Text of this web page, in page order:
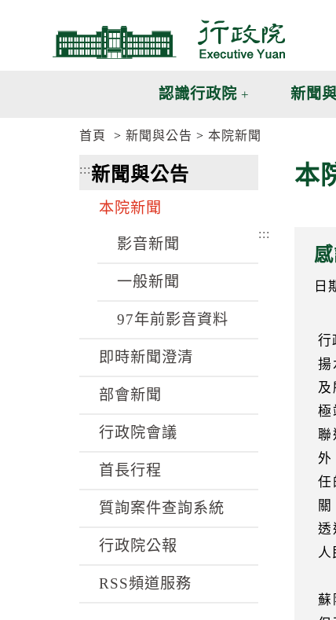
認識行政院 新聞
首頁 新聞與公告 本院新聞
:::新聞與公告
本院新聞
影音新聞
一般新聞
97年前影音資料
即時新聞澄清
部會新聞
行政院會議
首長行程
質詢案件查詢系統
行政院公報
RSS頻道服務
本
:::
日
行
揚
及
極
聯
外
任
透
人
蘇